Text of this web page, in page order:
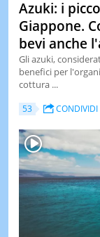
Azuki: i
Giappone.
bevi anche
Gli azuki,
benefici per
cottura ...
53 CONDIVIDI